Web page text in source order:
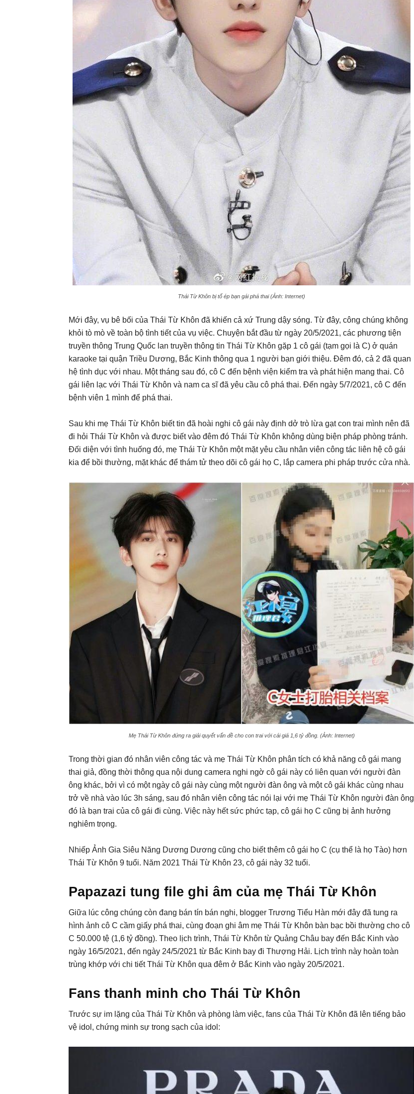
Thái Từ Khôn bị tố ép bạn gái phá thai (Ảnh: Internet)
Mới đây, vụ bê bối của Thái Từ Khôn đã khiến cả xứ Trung dậy sóng. Từ đây, công chúng không
khỏi tò mò về toàn bộ tình tiết của vụ việc. Chuyện bắt đầu từ ngày 20/5/2021, các phương tiện
truyền thông Trung Quốc lan truyền thông tin Thái Từ Khôn gặp 1 cô gái (tạm gọi là C) ở quán
karaoke tại quận Triều Dương, Bắc Kinh thông qua 1 người bạn giới thiệu. Đêm đó, cả 2 đã quan
hệ tình dục với nhau. Một tháng sau đó, cô C đến bệnh viện kiểm tra và phát hiện mang thai. Cô
gái liên lạc với Thái Từ Khôn và nam ca sĩ đã yêu cầu cô phá thai. Đến ngày 5/7/2021, cô C đến
bệnh viên 1 mình để phá thai.
Sau khi mẹ Thái Từ Khôn biết tin đã hoài nghi cô gái này định dở trò lừa gạt con trai mình nên đã
đi hỏi Thái Từ Khôn và được biết vào đêm đó Thái Từ Khôn không dùng biện pháp phòng tránh.
Đối diện với tình huống đó, mẹ Thái Từ Khôn một mặt yêu cầu nhân viên công tác liên hệ cô gái
kia để bồi thường, mặt khác để thám tử theo dõi cô gái họ C, lắp camera phi pháp trước cửa nhà.
Mẹ Thái Từ Khôn đứng ra giải quyết vấn đề cho con trai với cái giá 1,6 tỷ đồng. (Ảnh: Internet)
Trong thời gian đó nhân viên công tác và mẹ Thái Từ Khôn phân tích có khả năng cô gái mang
thai giả, đồng thời thông qua nội dung camera nghi ngờ cô gái này có liên quan với người đàn
ông khác, bởi vì có một ngày cô gái này cùng một người đàn ông và một cô gái khác cùng nhau
trở về nhà vào lúc 3h sáng, sau đó nhân viên công tác nói lại với mẹ Thái Từ Khôn người đàn ông
đó là bạn trai của cô gái đi cùng. Việc này hết sức phức tạp, cô gái họ C cũng bị ảnh hưởng
nghiêm trọng.
Nhiếp Ảnh Gia Siêu Năng Dương Dương cũng cho biết thêm cô gái họ C (cụ thể là họ Tào) hơn
Thái Từ Khôn 9 tuổi. Năm 2021 Thái Từ Khôn 23, cô gái này 32 tuổi.
Papazazi tung file ghi âm của mẹ Thái Từ Khôn
Giữa lúc công chúng còn đang bán tín bán nghi, blogger Trương Tiểu Hàn mới đây đã tung ra
hình ảnh cô C cầm giấy phá thai, cùng đoạn ghi âm mẹ Thái Từ Khôn bàn bạc bồi thường cho cô
C 50.000 tệ (1,6 tỷ đồng). Theo lịch trình, Thái Từ Khôn từ Quảng Châu bay đến Bắc Kinh vào
ngày 16/5/2021, đến ngày 24/5/2021 từ Bắc Kinh bay đi Thượng Hải. Lịch trình này hoàn toàn
trùng khớp với chi tiết Thái Từ Khôn qua đêm ở Bắc Kinh vào ngày 20/5/2021.
Fans thanh minh cho Thái Từ Khôn
Trước sự im lặng của Thái Từ Khôn và phòng làm việc, fans của Thái Từ Khôn đã lên tiếng bảo
vệ idol, chứng minh sự trong sạch của idol: